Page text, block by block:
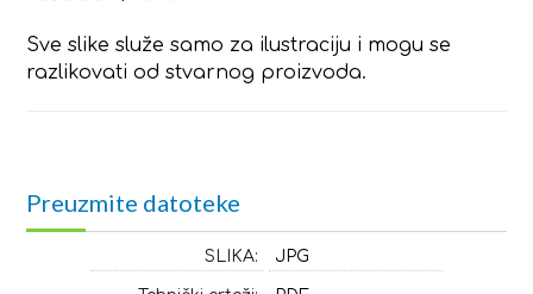
Sve slike služe samo za ilustraciju i mogu se
razlikovati od stvarnog proizvoda.
Preuzmite datoteke
SLIKA: JPG